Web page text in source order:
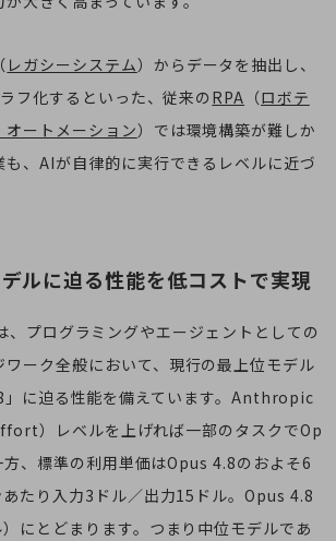
ループのサステナビリティ
ート
益明細表
レガシーシステム）からデータを抽出し、
フ化するといった、従来の RPA （ロボテ
オートメーション）では環境構築が難しか
も、AIが自律的に実行できるレベルに近づ
ルに迫る性能を低コストで実現
プログラミングやエージェントとしての
ーク全般において、現行の最上位モデル
」に迫る性能を備えています。Anthropic
）レベルを上げれば一部のタスクでOp
、標準の利用単価はOpus 4.8のおよそ6
たり入力3ドル／出力15ドル。Opus 4.8
にとどまります。つまり中位モデルであ